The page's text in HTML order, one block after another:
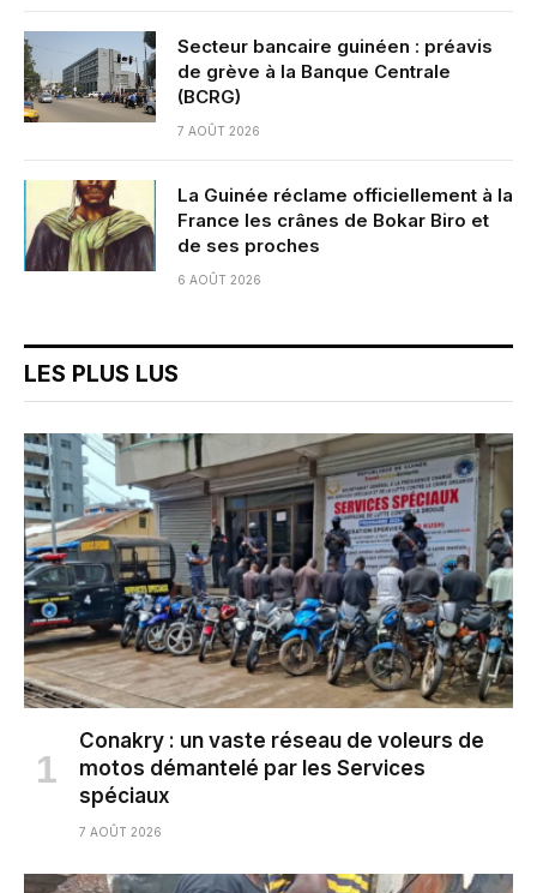
Secteur bancaire guinéen : préavis
de grève à la Banque Centrale
(BCRG)
7 AOÛT 2026
La Guinée réclame officiellement à la
France les crânes de Bokar Biro et
de ses proches
6 AOÛT 2026
LES PLUS LUS
Conakry : un vaste réseau de voleurs de
motos démantelé par les Services
spéciaux
7 AOÛT 2026